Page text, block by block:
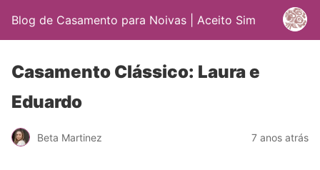
Blog de Casamento para Noivas | Aceito Sim
Casamento Clássico: Laura e
Eduardo
Beta Martinez 7 anos atrás